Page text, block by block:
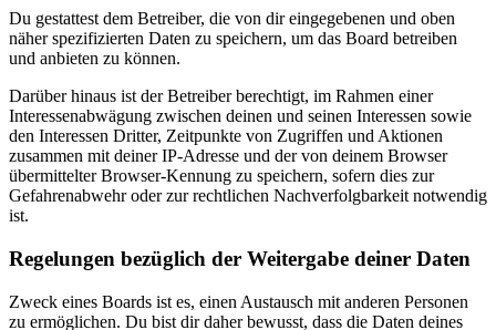
Du gestattest dem Betreiber, die von dir eingegebenen und oben
näher spezifizierten Daten zu speichern, um das Board betreiben
und anbieten zu können.
Darüber hinaus ist der Betreiber berechtigt, im Rahmen einer
Interessenabwägung zwischen deinen und seinen Interessen sowie
den Interessen Dritter, Zeitpunkte von Zugriffen und Aktionen
zusammen mit deiner IP-Adresse und der von deinem Browser
übermittelter Browser-Kennung zu speichern, sofern dies zur
Gefahrenabwehr oder zur rechtlichen Nachverfolgbarkeit notwendig
ist.
Regelungen bezüglich der Weitergabe deiner Daten
Zweck eines Boards ist es, einen Austausch mit anderen Personen
zu ermöglichen. Du bist dir daher bewusst, dass die Daten deines